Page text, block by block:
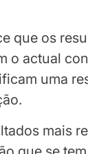
que os
o actual
uma
mais